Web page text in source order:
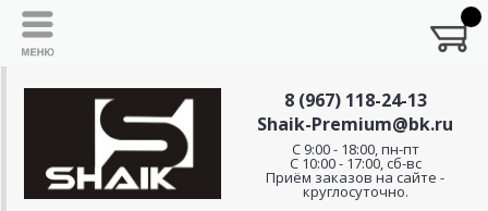
8 (967) 118-24-13
Shaik-Premium@bk.ru
C 9:00 - 18:00, пн-пт
С 10:00 - 17:00, сб-вс
Приём заказов на сайте -
круглосуточно.